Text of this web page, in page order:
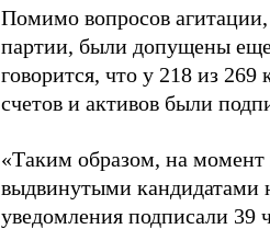
Помимо вопросов
партии, были допущены еще
говорится, что у 218 из
счетов и активов были
«Таким образом, на момент
выдвинутыми кандидатами
уведомления подписали 39